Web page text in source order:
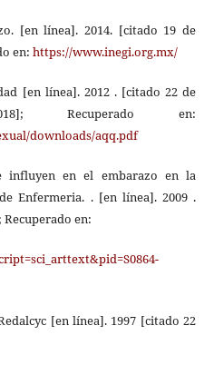
[en línea]. 2014. [citado 19 de
en: https://www.inegi.org.mx/
[en línea]. 2012 . [citado 22 de
Recuperado en:
downloads/aqq.pdf
influyen en el embarazo en la
Enfermeria. . [en línea]. 2009 .
en:
[en línea]. 1997 [citado 22